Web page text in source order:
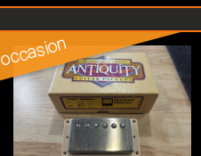
occasion